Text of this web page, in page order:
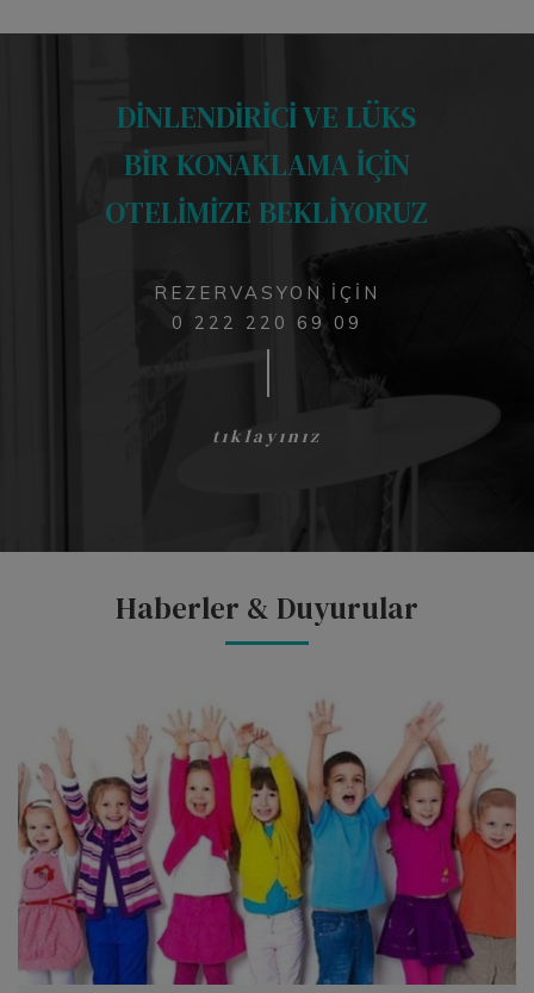
DİNLENDİRİCİ VE LÜKS
BİR KONAKLAMA İÇİN
OTELİMİZE BEKLİYORUZ
REZERVASYON İÇİN
0 222 220 69 09
tıklayınız
Haberler & Duyurular